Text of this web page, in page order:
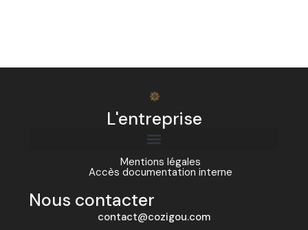
L'entreprise
Mentions légales
Accès documentation interne
Nous contacter
contact@cozigou.com